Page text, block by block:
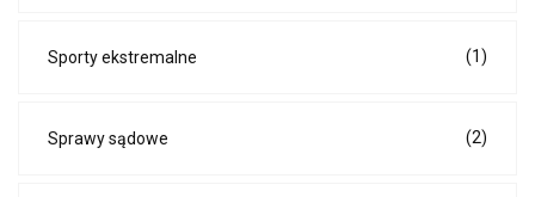
Sporty ekstremalne (1)
Sprawy sądowe (2)